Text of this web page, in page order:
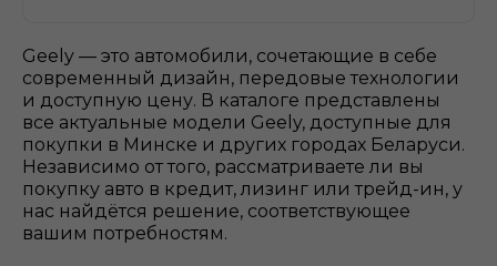
Geely — это автомобили, сочетающие в себе
современный дизайн, передовые технологии
и доступную цену. В каталоге представлены
все актуальные модели Geely, доступные для
покупки в Минске и других городах Беларуси.
Независимо от того, рассматриваете ли вы
покупку авто в кредит, лизинг или трейд-ин, у
нас найдётся решение, соответствующее
вашим потребностям.